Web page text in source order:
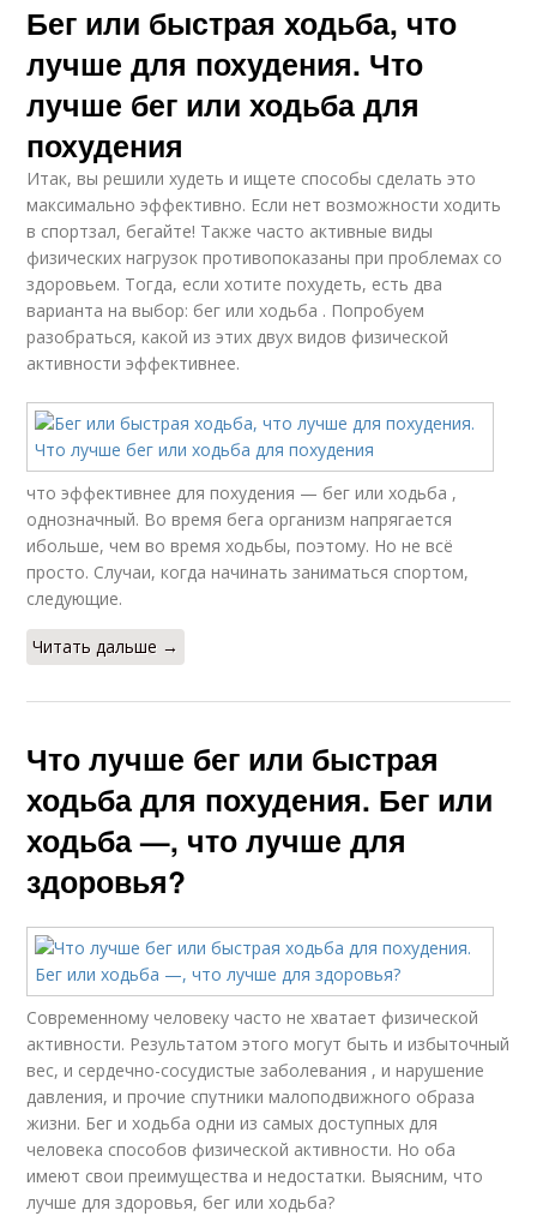
Бег или быстрая ходьба, что
лучше для похудения. Что
лучше бег или ходьба для
похудения
Итак, вы решили худеть и ищете способы сделать это
максимально эффективно. Если нет возможности ходить
в спортзал, бегайте! Также часто активные виды
физических нагрузок противопоказаны при проблемах со
здоровьем. Тогда, если хотите похудеть, есть два
варианта на выбор: бег или ходьба . Попробуем
разобраться, какой из этих двух видов физической
активности эффективнее.
что эффективнее для похудения — бег или ходьба ,
однозначный. Во время бега организм напрягается
ибольше, чем во время ходьбы, поэтому. Но не всё
просто. Случаи, когда начинать заниматься спортом,
следующие.
Читать дальше →
Что лучше бег или быстрая
ходьба для похудения. Бег или
ходьба —, что лучше для
здоровья?
Современному человеку часто не хватает физической
активности. Результатом этого могут быть и избыточный
вес, и сердечно-сосудистые заболевания , и нарушение
давления, и прочие спутники малоподвижного образа
жизни. Бег и ходьба одни из самых доступных для
человека способов физической активности. Но оба
имеют свои преимущества и недостатки. Выясним, что
лучше для здоровья, бег или ходьба?